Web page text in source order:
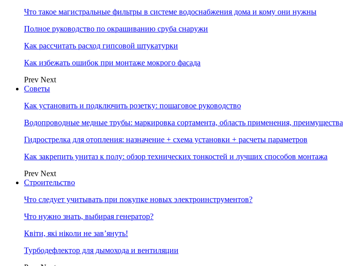
Что такое магистральные фильтры в системе водоснабжения дома и кому они нужны
Полное руководство по окрашиванию сруба снаружи
Как рассчитать расход гипсовой штукатурки
Как избежать ошибок при монтаже мокрого фасада
Prev Next
Советы
Как установить и подключить розетку: пошаговое руководство
Водопроводные медные трубы: маркировка сортамента, область применения, преимущества
Гидрострелка для отопления: назначение + схема установки + расчеты параметров
Как закрепить унитаз к полу: обзор технических тонкостей и лучших способов монтажа
Prev Next
Строительство
Что следует учитывать при покупке новых электроинструментов?
Что нужно знать, выбирая генератор?
Квіти, які ніколи не зав’януть!
Турбодефлектор для дымохода и вентиляции